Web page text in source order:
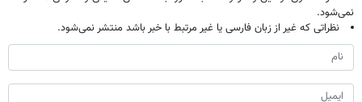
نمی‌شود.
نظراتی که غیر از زبان فارسی یا غیر مرتبط با خبر باشد منتشر نمی‌شود.